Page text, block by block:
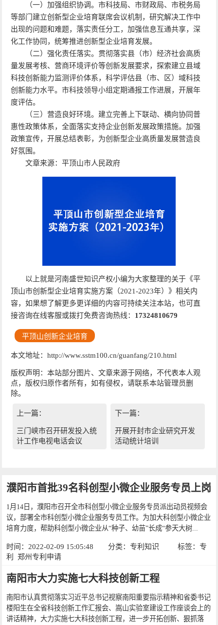
（一）加强组织协调。市科技局、市财政局、市税务局
等部门建立创新型企业培育联席会议机制，研究解决工作中
出现的问题和难题，落实责任分工，加强信息互通共享，深
化工作协同，统筹推进创新型企业培育发展。
（二）强化责任落实。贯彻落实县（市）经济社会高质
量发展考核、营商环境评价等创新发展要求，探索建立县域
科技创新能力监测评价体系，科学评估县（市、区）域科技
创新能力水平。市科技领导小组定期通报工作进展，开展年
度评估。
（三）营造良好环境。建立完善上下联动、横向协同普
惠性政策体系，全面落实支持企业创新发展政策措施。加强
政策宣传，开展总结表彰，为创新型企业高质量发展营造良
好氛围。
文章来源：平顶山市人民政府
以上就是河南盛世知识产权小编为大家整理的关于《平
顶山市创新型企业培育实施方案（2021-2023年）》相关内
容，如果想了解更多更详细的内容可持续关注本站，也可直
接咨询在线客服或拨打免费咨询热线： 17324810679
平顶山创新企业培育
本文地址：http://www.sstm100.cn/guanfang/210.html
版权声明：本站部分图片、文章来源于网络，不代表本人观
点，版权归原作者所有，如有侵权，请联系本站管理员删
除。
上一篇：
三门峡市召开研发投入统
计工作电视电话会议
下一篇：
开展开封市企业研究开发
活动统计培训
濮阳市首批39名科创型小微企业服务专员上岗
1月14日，濮阳市召开全市科创型小微企业服务专员派出动员视频会
议，部署全市科创型小微企业服务专员工作。为加大科创型小微企业
培育力度，帮助科创型小微企业从“种子、幼苗”长成“参天大树...
时间：2022-02-09 15:05:48 分类：专利知识 标签： 专
利
郑州专利申请
南阳市大力实施七大科技创新工程
南阳市认真贯彻落实习近平总书记视察南阳重要指示精神和省委书记
楼阳生在全省科技创新工作汇报会、嵩山实验室建设工作座谈会上的
讲话精神，大力实施七大科技创新工程，进一步开拓创新、狠抓落